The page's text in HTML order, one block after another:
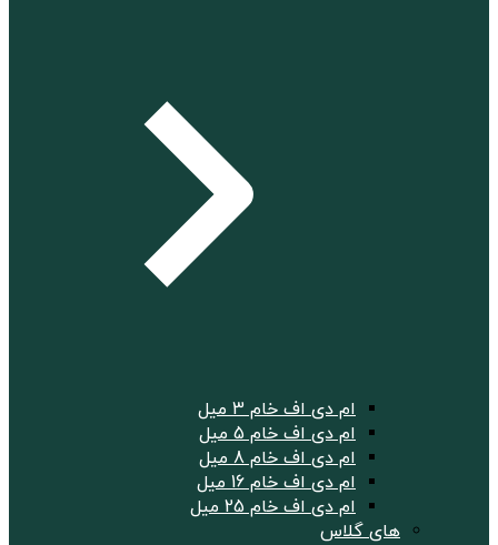
ام دی اف خام 3 میل
ام دی اف خام 5 میل
ام دی اف خام 8 میل
ام دی اف خام 16 میل
ام دی اف خام 25 میل
های گلاس